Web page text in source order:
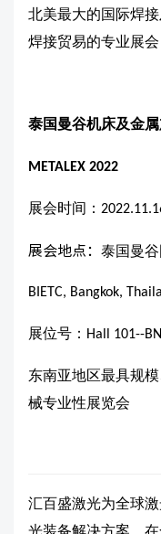
北美最大的国际焊
焊接贸易的专业展会
泰国曼谷机床及金
METALEX 2022
展会时间：
展会地点： 泰国曼
BIETC, Bangkok,
展位号： Hall 101--
东南亚地区最具规
械专业性展览会
汇百盛激光为全球
光装备解决方案，